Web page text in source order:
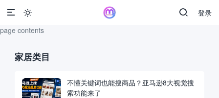
page contents
登录

家居类目
不懂关键词也能搜商品？亚马逊8大视觉搜
索功能来了